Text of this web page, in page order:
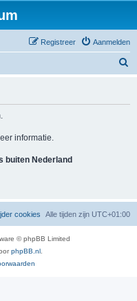
Aanmelden
Registreer
informatie.
buiten Nederland
Alle tijden zijn UTC+01:00
cookies
© phpBB Limited
phpBB.nl